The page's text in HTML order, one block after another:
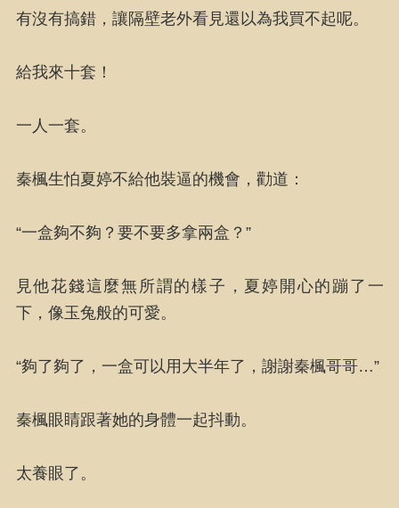
有沒有搞錯，讓隔壁老外看見還以為我買不起呢。
給我來十套！
一人一套。
秦楓生怕夏婷不給他裝逼的機會，勸道：
“一盒夠不夠？要不要多拿兩盒？”
見他花錢這麼無所謂的樣子，夏婷開心的蹦了一
下，像玉兔般的可愛。
“夠了夠了，一盒可以用大半年了，謝謝秦楓哥哥…”
秦楓眼睛跟著她的身體一起抖動。
太養眼了。